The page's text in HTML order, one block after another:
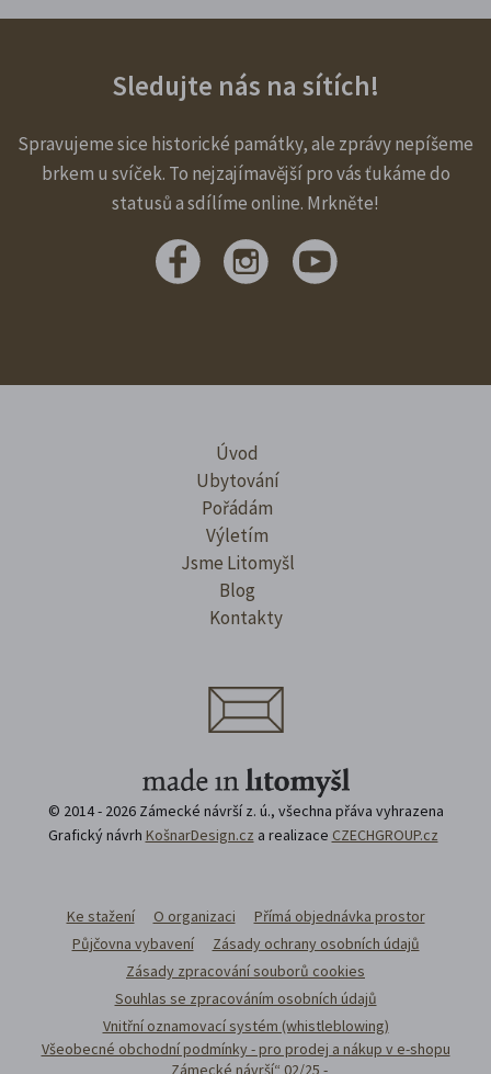
Sledujte nás na sítích!
Spravujeme sice historické památky, ale zprávy nepíšeme
brkem u svíček. To nejzajímavější pro vás ťukáme do
statusů a sdílíme online. Mrkněte!
Úvod
Ubytování
Pořádám
Výletím
Jsme Litomyšl
Blog
Kontakty
© 2014 - 2026 Zámecké návrší z. ú., všechna přáva vyhrazena
Grafický návrh KošnarDesign.cz a realizace CZECHGROUP.cz
Ke stažení O organizaci
Přímá objednávka prostor
Půjčovna vybavení
Zásady ochrany osobních údajů
Zásady zpracování souborů cookies
Souhlas se zpracováním osobních údajů
Vnitřní oznamovací systém (whistleblowing)
Všeobecné obchodní podmínky - pro prodej a nákup v e-shopu
„Zámecké návrší“ 02/25 -